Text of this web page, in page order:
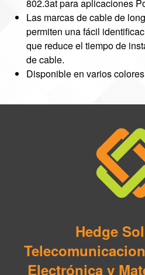
802.3at para aplicaciones
Las marcas de cable de
permiten una fácil
que reduce el tiempo de
de cable.
Disponible en varios
Hedge
Electrónica y